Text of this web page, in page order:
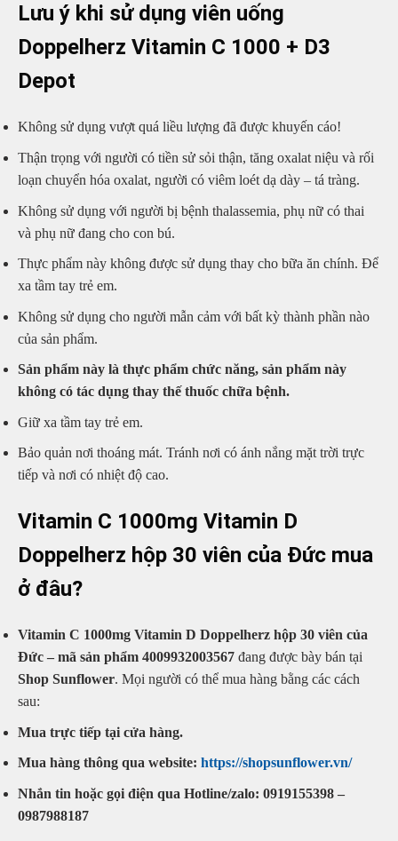
Lưu ý khi sử dụng viên uống
Doppelherz Vitamin C 1000 + D3
Depot
Không sử dụng vượt quá liều lượng đã được khuyến cáo!
Thận trọng với người có tiền sử sỏi thận, tăng oxalat niệu và rối
loạn chuyển hóa oxalat, người có viêm loét dạ dày – tá tràng.
Không sử dụng với người bị bệnh thalassemia, phụ nữ có thai
và phụ nữ đang cho con bú.
Thực phẩm này không được sử dụng thay cho bữa ăn chính. Để
xa tầm tay trẻ em.
Không sử dụng cho người mẫn cảm với bất kỳ thành phần nào
của sản phẩm.
Sản phẩm này là thực phẩm chức năng, sản phẩm này
không có tác dụng thay thế thuốc chữa bệnh.
Giữ xa tầm tay trẻ em.
Bảo quản nơi thoáng mát. Tránh nơi có ánh nắng mặt trời trực
tiếp và nơi có nhiệt độ cao.
Vitamin C 1000mg Vitamin D
Doppelherz hộp 30 viên của Đức mua
ở đâu?
Vitamin C 1000mg Vitamin D Doppelherz hộp 30 viên của
Đức – mã sản phẩm 4009932003567 đang được bày bán tại
Shop Sunflower. Mọi người có thể mua hàng bằng các cách
sau:
Mua trực tiếp tại cửa hàng.
Mua hàng thông qua website: https://shopsunflower.vn/
Nhắn tin hoặc gọi điện qua Hotline/zalo: 0919155398 –
0987988187